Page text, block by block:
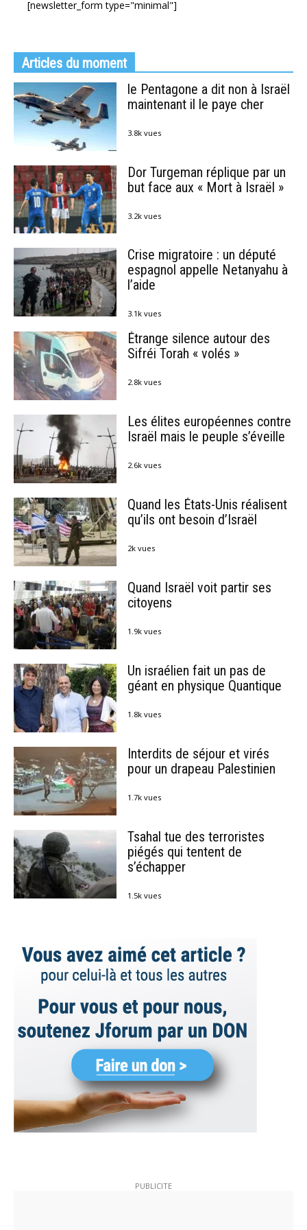
[newsletter_form type="minimal"]
Articles du moment
le Pentagone a dit non à Israël
maintenant il le paye cher
3.8k vues
Dor Turgeman réplique par un
but face aux « Mort à Israël »
3.2k vues
Crise migratoire : un député
espagnol appelle Netanyahu à
l’aide
3.1k vues
Étrange silence autour des
Sifréi Torah « volés »
2.8k vues
Les élites européennes contre
Israël mais le peuple s’éveille
2.6k vues
Quand les États-Unis réalisent
qu’ils ont besoin d’Israël
2k vues
Quand Israël voit partir ses
citoyens
1.9k vues
Un israélien fait un pas de
géant en physique Quantique
1.8k vues
Interdits de séjour et virés
pour un drapeau Palestinien
1.7k vues
Tsahal tue des terroristes
piégés qui tentent de
s’échapper
1.5k vues